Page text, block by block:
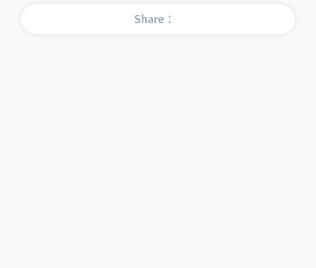
Share：